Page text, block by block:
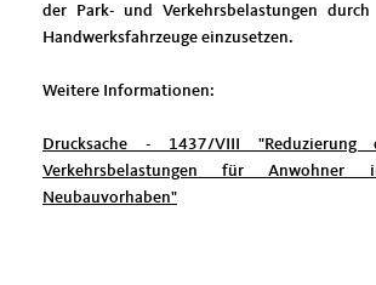
der Park- und Verkehrsbelastungen
Handwerksfahrzeuge einzusetzen.
Weitere Informationen:
Drucksache - 1437/VIII
Verkehrsbelastungen für
Neubauvorhaben"